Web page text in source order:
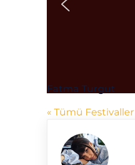
Fatma Turgut
« Tümü Festivaller